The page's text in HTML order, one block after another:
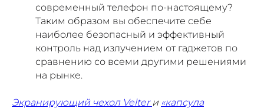
современный телефон по-настоящему?
Таким образом вы обеспечите себе
наиболее безопасный и эффективный
контроль над излучением от гаджетов по
сравнению со всеми другими решениями
на рынке.
Экранирующий чехол Velter и «капсула